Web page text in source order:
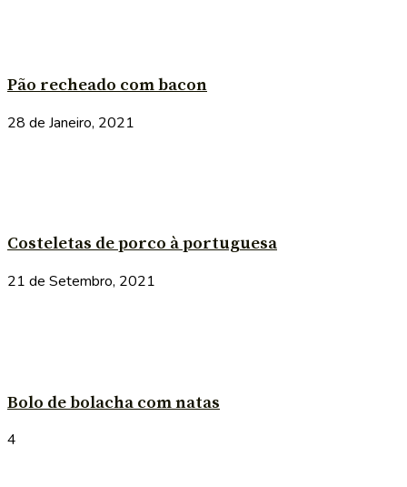
Pão recheado com bacon
28 de Janeiro, 2021
Costeletas de porco à portuguesa
21 de Setembro, 2021
Bolo de bolacha com natas
4